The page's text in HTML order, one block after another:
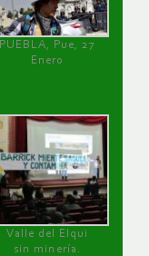
PUEBLA, Pue, 27
Enero
Valle del Elqui
sin minería.